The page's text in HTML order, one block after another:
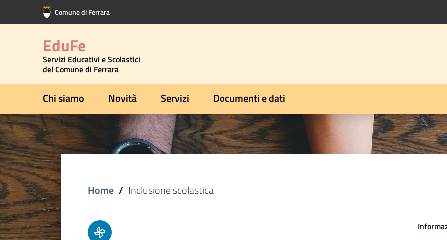
Vai al contenuto principale
Vai al footer Comune di Ferrara
EduFe
Servizi Educativi e Scolastici
del Comune di Ferrara
Chi siamo Novità Servizi Documenti e dati
Home Inclusione scolastica